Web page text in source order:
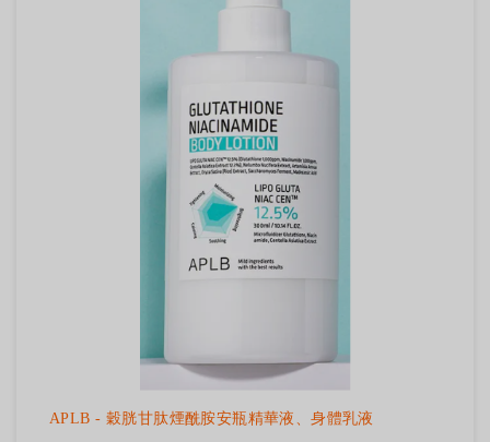
APLB - 穀胱甘肽煙酰胺安瓶精華液、身體乳液